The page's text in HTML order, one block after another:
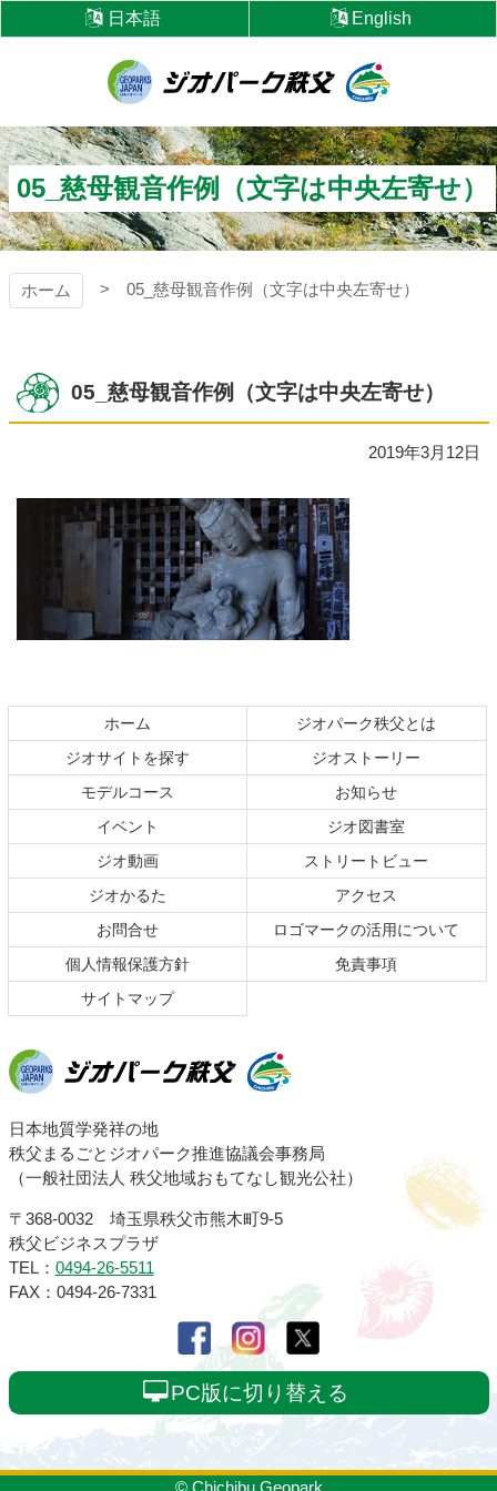
ン
本
文
へ
ス
キ
ッ
プ
日本語 English
ジオパーク秩父
05_慈母観音作例（文字は中央左寄せ）
ホーム 05_慈母観音作例（文字は中央左寄せ）
05_慈母観音作例（文字は中央左寄せ）
2019年3月12日
ン
文
へ
の
へ
ホーム
ジオパーク秩父とは
ジオサイトを探す
ジオストーリー
モデルコース
お知らせ
イベント
ジオ図書室
ジオ動画
ストリートビュー
ジオかるた
アクセス
お問合せ
ロゴマークの活用について
個人情報保護方針
免責事項
サイトマップ
ジオパーク秩父
日本地質学発祥の地
秩父まるごとジオパーク推進協議会事務局
（一般社団法人 秩父地域おもてなし観光公社）
〒368-0032 埼玉県秩父市熊木町9-5
秩父ビジネスプラザ
TEL： 0494-26-5511
FAX：0494-26-7331
PC版に切り替える